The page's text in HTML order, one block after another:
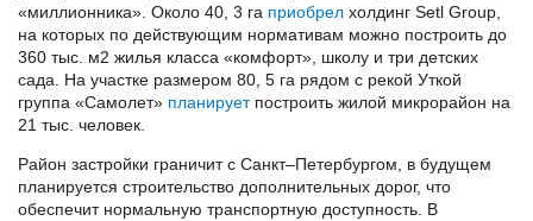
«миллионника». Около 40, 3 га приобрел холдинг Setl Group,
на которых по действующим нормативам можно построить до
360 тыс. м2 жилья класса «комфорт», школу и три детских
сада. На участке размером 80, 5 га рядом с рекой Уткой
группа «Самолет» планируетпостроить жилой микрорайон на
21 тыс. человек.
Район застройки граничит с Санкт–Петербургом, в будущем
планируется строительство дополнительных дорог, что
обеспечит нормальную транспортную доступность. В